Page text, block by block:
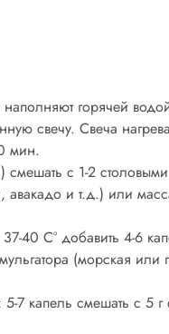
горячей
свечу. Свеча
мин.
с 1-2
авакадо и т.д.) или
40 С° добавить 4-6
(морская
7 капель смешать с